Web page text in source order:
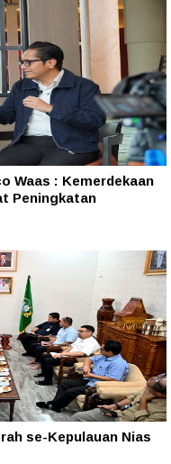
Waas : Kemerdekaan
Peningkatan
se-Kepulauan Nias